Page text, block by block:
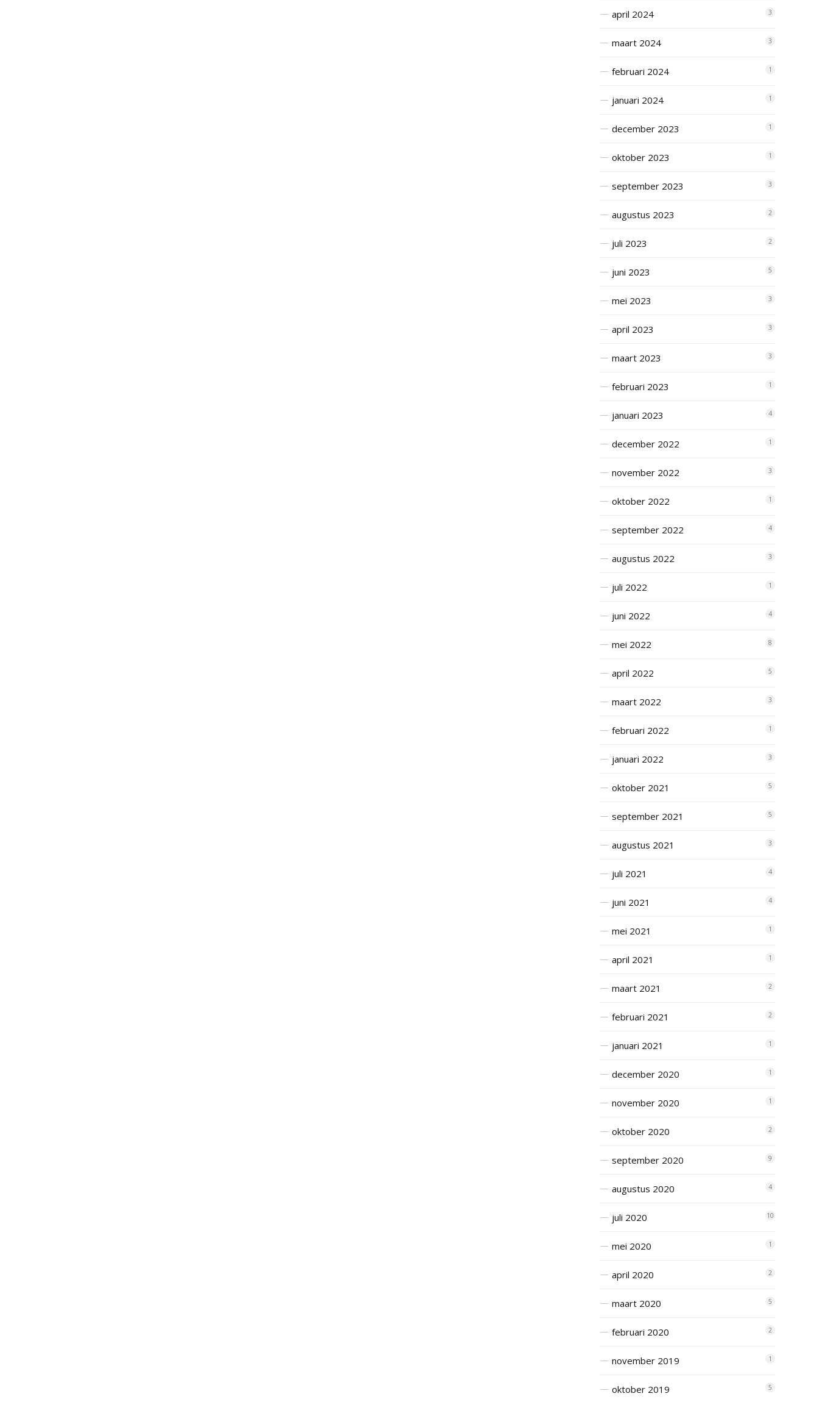
april 2024 3
maart 2024 3
februari 2024 1
januari 2024 1
december 2023 1
oktober 2023 1
september 2023 3
augustus 2023 2
juli 2023 2
juni 2023 5
mei 2023 3
april 2023 3
maart 2023 3
februari 2023 1
januari 2023 4
december 2022 1
november 2022 3
oktober 2022 1
september 2022 4
augustus 2022 3
juli 2022 1
juni 2022 4
mei 2022 8
april 2022 5
maart 2022 3
februari 2022 1
januari 2022 3
oktober 2021 5
september 2021 5
augustus 2021 3
juli 2021 4
juni 2021 4
mei 2021 1
april 2021 1
maart 2021 2
februari 2021 2
januari 2021 1
december 2020 1
november 2020 1
oktober 2020 2
september 2020 9
augustus 2020 4
juli 2020 10
mei 2020 1
april 2020 2
maart 2020 5
februari 2020 2
november 2019 1
oktober 2019 5